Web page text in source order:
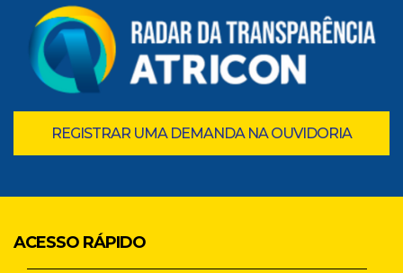
REGISTRAR UMA DEMANDA NA OUVIDORIA
ACESSO RÁPIDO